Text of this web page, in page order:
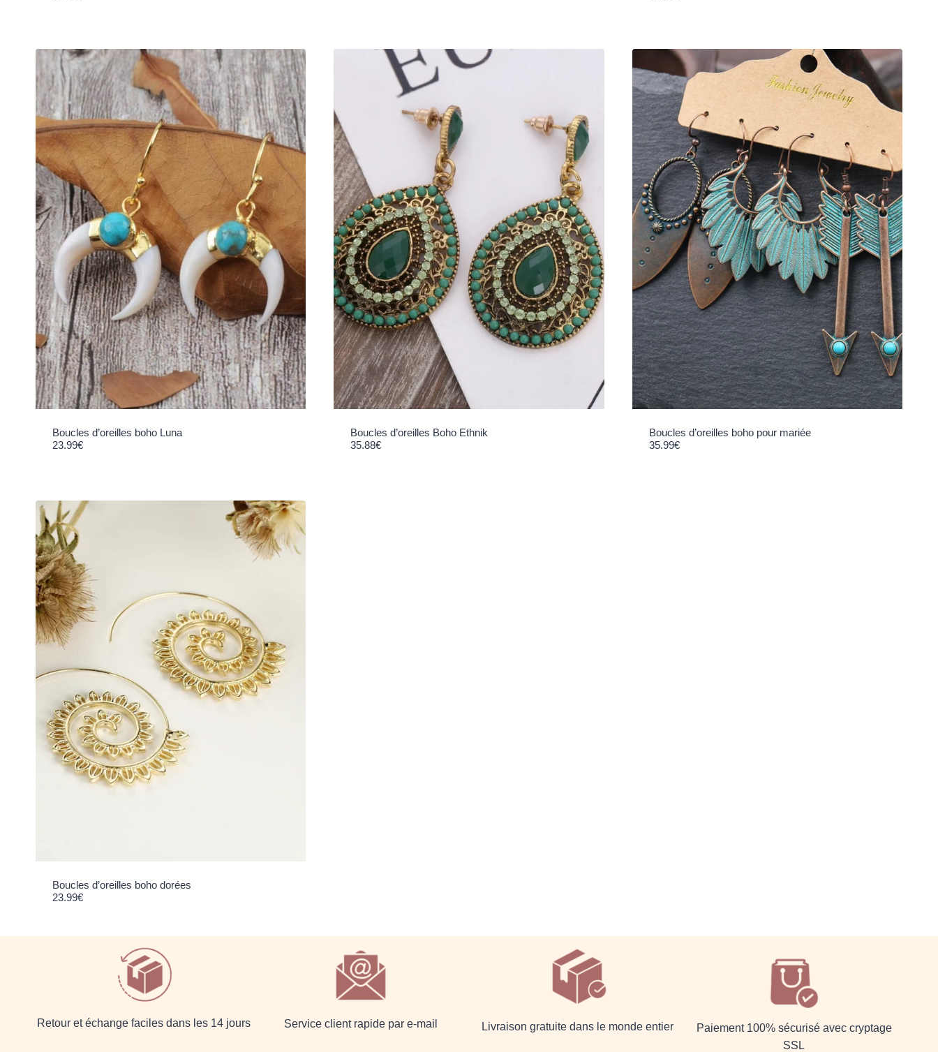
Boucles d’oreilles boho Luna
23.99€
Boucles d’oreilles Boho Ethnik
35.88€
Boucles d’oreilles boho pour mariée
35.99€
Boucles d’oreilles boho dorées
23.99€
Retour et échange faciles dans les 14 jours Service client rapide par e-mail Livraison gratuite dans le monde entier
Paiement 100% sécurisé avec cryptage
SSL